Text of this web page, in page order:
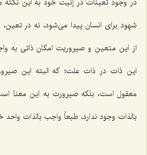
شهود براى انسان پیدا مى‌شود، نه در تعین،
از این متعین و صیروریت امكان ذاتى به
این ذات در ذات علت؛ كه البته این
معقول است، بلكه صیرورت به این معنا
بالذات وجود ندارد، طبعاً واجب بالذات واحد